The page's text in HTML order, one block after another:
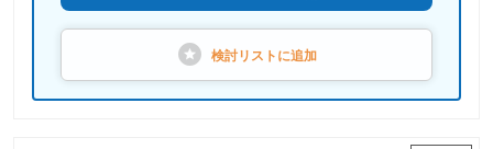
検討リストに追加